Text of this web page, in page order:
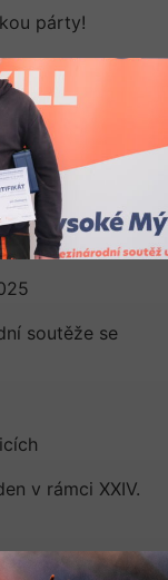
párty!
soutěže se
v rámci XXIV.